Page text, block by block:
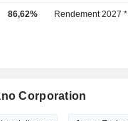
86,62% Rendement 2027 *
Corporation